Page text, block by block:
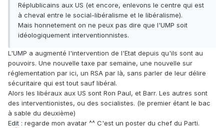
Réplublicains aux US (et encore, enlevons le centre qui est
à cheval entre le social-libéralisme et le libéralisme).
Mais honnetement on ne peux pas dire que l'UMP soit
idéologiquement interventionnistes.
L'UMP a augmenté l'intervention de l'Etat depuis qu'ils sont au
pouvoirs. Une nouvelle taxe par semaine, une nouvelle sur
réglementation par ici, un RSA par là, sans parler de leur délire
sécuritaire qui est tout sauf libéral.
Alors les libéraux aux US sont Ron Paul, et Barr. Les autres sont
des interventionistes, ou des socialistes. (le premier étant le bac
à sable du deuxième)
Edit : regarde mon avatar ^^ C'est un poster du chef du Parti.